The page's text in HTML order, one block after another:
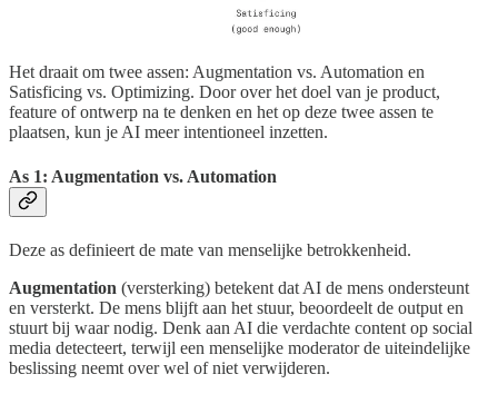
Het draait om twee assen: Augmentation vs. Automation en
Satisficing vs. Optimizing. Door over het doel van je product,
feature of ontwerp na te denken en het op deze twee assen te
plaatsen, kun je AI meer intentioneel inzetten.
As 1: Augmentation vs. Automation
Deze as definieert de mate van menselijke betrokkenheid.
Augmentation (versterking) betekent dat AI de mens ondersteunt
en versterkt. De mens blijft aan het stuur, beoordeelt de output en
stuurt bij waar nodig. Denk aan AI die verdachte content op social
media detecteert, terwijl een menselijke moderator de uiteindelijke
beslissing neemt over wel of niet verwijderen.